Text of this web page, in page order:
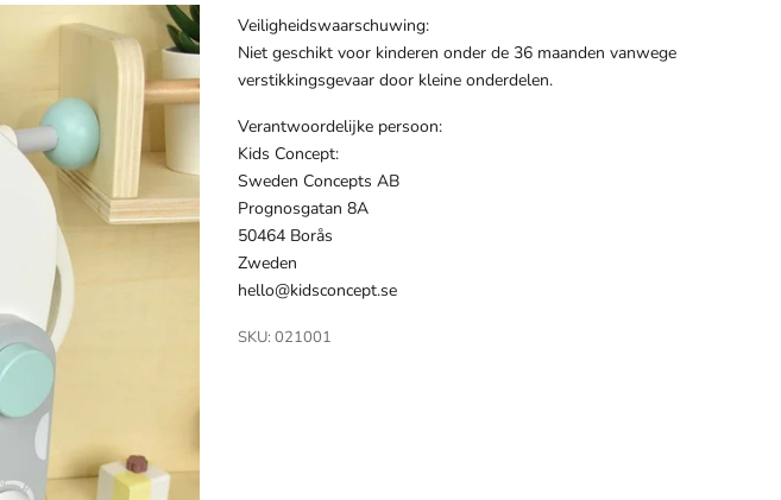
Veiligheidswaarschuwing:
Niet geschikt voor kinderen onder de 36 maanden vanwege
verstikkingsgevaar door kleine onderdelen.
Verantwoordelijke persoon:
Kids Concept:
Sweden Concepts AB
Prognosgatan 8A
50464 Borås
Zweden
hello@kidsconcept.se
SKU: 021001